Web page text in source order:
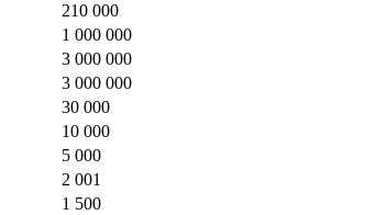
210 000
1 000 000
3 000 000
3 000 000
30 000
10 000
5 000
2 001
1 500